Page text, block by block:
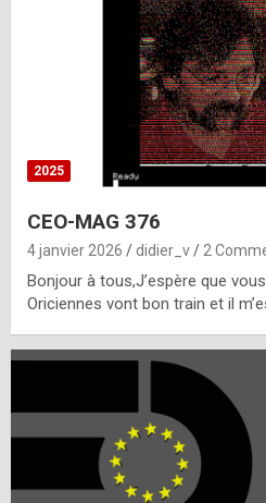
2025
CEO-MAG 376
4 janvier 2026 didier_v 2
Bonjour à tous,J’espère que
Oriciennes vont bon train et il